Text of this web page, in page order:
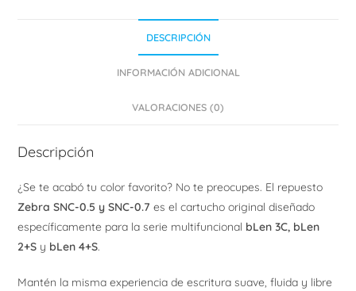
DESCRIPCIÓN
INFORMACIÓN ADICIONAL
VALORACIONES (0)
Descripción
¿Se te acabó tu color favorito? No te preocupes. El repuesto
Zebra SNC-0.5 y SNC-0.7 es el cartucho original diseñado
específicamente para la serie multifuncional bLen 3C, bLen
2+S y bLen 4+S.
Mantén la misma experiencia de escritura suave, fluida y libre